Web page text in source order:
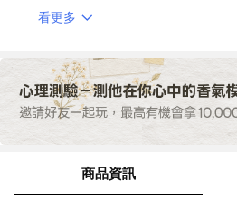
看更多
商品資訊